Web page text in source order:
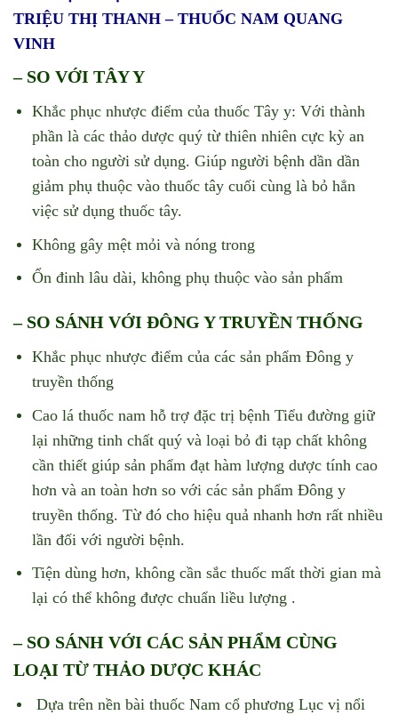
TRIỆU THỊ THANH – THUỐC NAM QUANG
VINH
– SO VỚI TÂY Y
Khắc phục nhược điểm của thuốc Tây y: Với thành
phần là các thảo dược quý từ thiên nhiên cực kỳ an
toàn cho người sử dụng. Giúp người bệnh dần dần
giảm phụ thuộc vào thuốc tây cuối cùng là bỏ hẳn
việc sử dụng thuốc tây.
Không gây mệt mỏi và nóng trong
Ổn đinh lâu dài, không phụ thuộc vào sản phẩm
– SO SÁNH VỚI ĐÔNG Y TRUYỀN THỐNG
Khắc phục nhược điểm của các sản phẩm Đông y
truyền thống
Cao lá thuốc nam hỗ trợ đặc trị bệnh Tiểu đường giữ
lại những tinh chất quý và loại bỏ đi tạp chất không
cần thiết giúp sản phẩm đạt hàm lượng dược tính cao
hơn và an toàn hơn so với các sản phẩm Đông y
truyền thống. Từ đó cho hiệu quả nhanh hơn rất nhiều
lần đối với người bệnh.
Tiện dùng hơn, không cần sắc thuốc mất thời gian mà
lại có thể không được chuẩn liều lượng .
– SO SÁNH VỚI CÁC SẢN PHẨM CÙNG
LOẠI TỪ THẢO DƯỢC KHÁC
Dựa trên nền bài thuốc Nam cổ phương Lục vị nổi